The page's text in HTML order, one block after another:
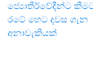
ජ්‍යොතීර්වේදීන්ට
රටේ හෙට දවස ගැන
අනාවැකියක්